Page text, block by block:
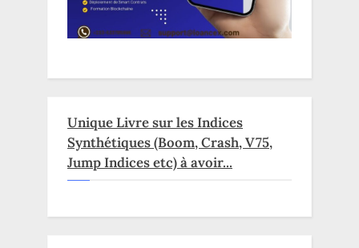
Unique Livre sur les Indices
Synthétiques (Boom, Crash, V75,
Jump Indices etc) à avoir...